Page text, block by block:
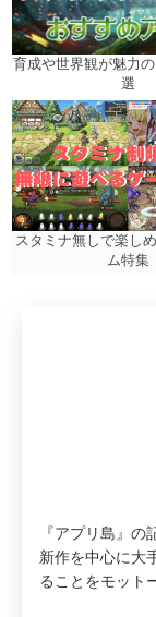
育成や世界観が魅力
選
スタミナ無しで楽し
ム特集
『アプリ島』
新作を中心に大
ることをモット